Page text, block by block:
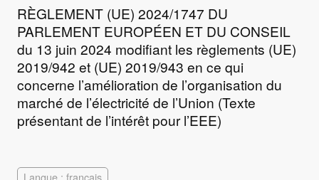
RÈGLEMENT (UE) 2024/1747 DU
PARLEMENT EUROPÉEN ET DU CONSEIL
du 13 juin 2024 modifiant les règlements (UE)
2019/942 et (UE) 2019/943 en ce qui
concerne l’amélioration de l’organisation du
marché de l’électricité de l’Union (Texte
présentant de l’intérêt pour l’EEE)